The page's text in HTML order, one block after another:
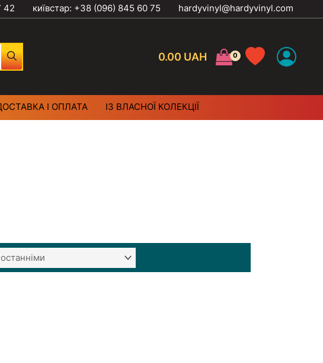
42 київстар: +38 (096) 845 60 75 hardyvinyl@hardyvinyl.com
0.00 UAH
І ОПЛАТА ІЗ ВЛАСНОЇ КОЛЕКЦІЇ